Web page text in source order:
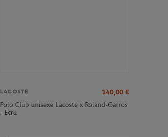
LACOSTE 140,00 €
Polo Club unisexe Lacoste x Roland-Garros
- Ecru